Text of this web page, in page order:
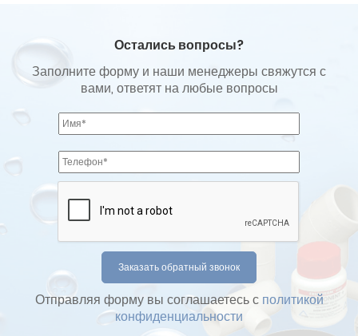
Остались вопросы?
Заполните форму и наши менеджеры свяжутся с
вами, ответят на любые вопросы
Отправляя форму вы соглашаетесь с политикой
конфиденциальности